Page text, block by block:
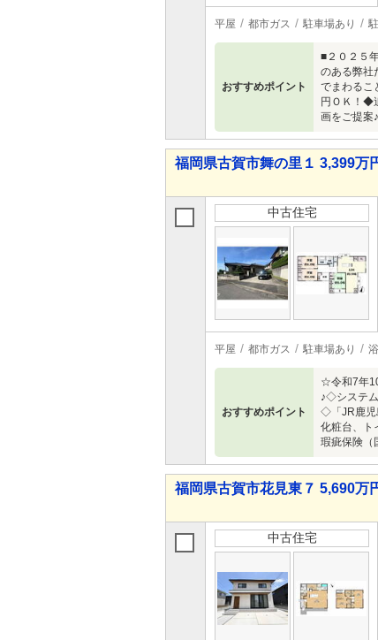
平屋 都市ガス 駐車場あり
おすすめポイント
■２０２
のある弊社
でまわる
円ＯＫ！◆
画をご提案♪
福岡県古賀市舞の里１ 3,399万
中古住宅
平屋 都市ガス 駐車場あり
おすすめポイント
☆令和7年
♪◇システ
◇「JR鹿児
化粧台、ト
瑕疵保険（
福岡県古賀市花見東７ 5,690万
中古住宅